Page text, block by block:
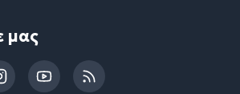
μας
YouTubeRSS